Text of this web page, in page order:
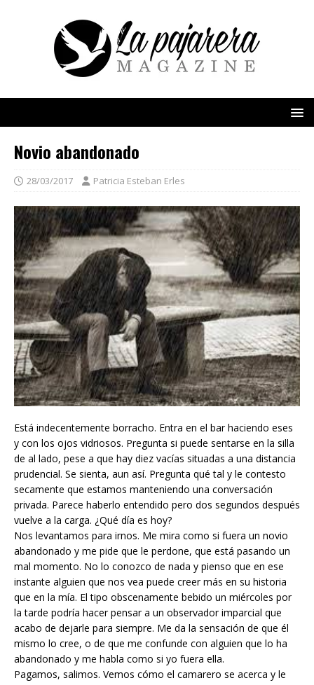
Novio abandonado
28/03/2017 Patricia Esteban Erles
Está indecentemente borracho. Entra en el bar haciendo eses
y con los ojos vidriosos. Pregunta si puede sentarse en la silla
de al lado, pese a que hay diez vacías situadas a una distancia
prudencial. Se sienta, aun así. Pregunta qué tal y le contesto
secamente que estamos manteniendo una conversación
privada. Parece haberlo entendido pero dos segundos después
vuelve a la carga. ¿Qué día es hoy?
Nos levantamos para irnos. Me mira como si fuera un novio
abandonado y me pide que le perdone, que está pasando un
mal momento. No lo conozco de nada y pienso que en ese
instante alguien que nos vea puede creer más en su historia
que en la mía. El tipo obscenamente bebido un miércoles por
la tarde podría hacer pensar a un observador imparcial que
acabo de dejarle para siempre. Me da la sensación de que él
mismo lo cree, o de que me confunde con alguien que lo ha
abandonado y me habla como si yo fuera ella.
Pagamos, salimos. Vemos cómo el camarero se acerca y le